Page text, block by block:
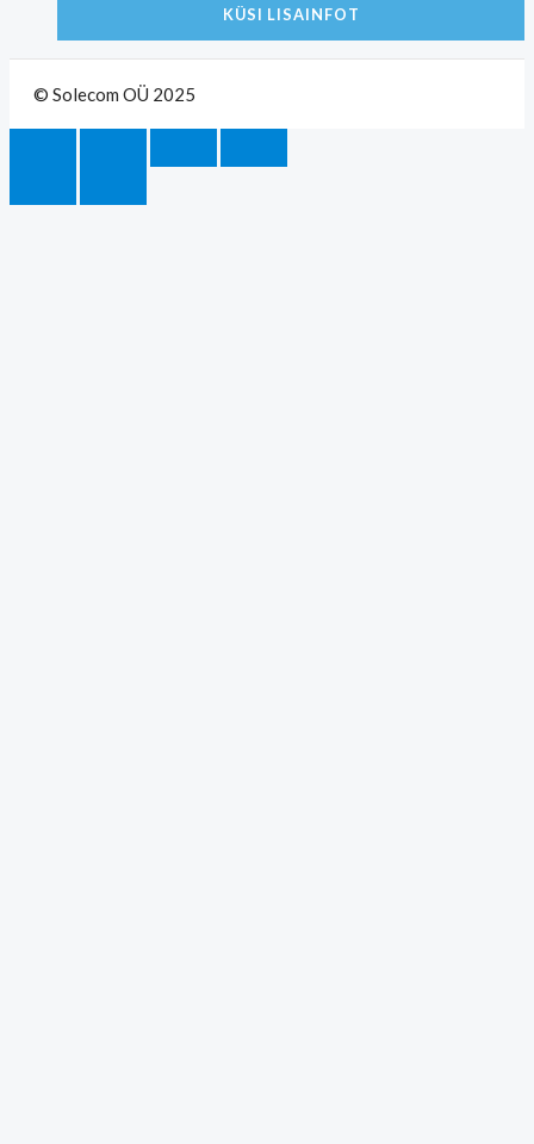
KÜSI LISAINFOT
© Solecom OÜ 2025